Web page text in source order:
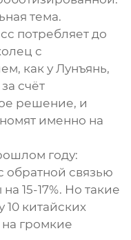
тема.
потребляет до
с
как у Лунъянь,
счёт
решение, и
именно на
году:
обратной связью
15-17%. Но такие
10 китайских
громкие